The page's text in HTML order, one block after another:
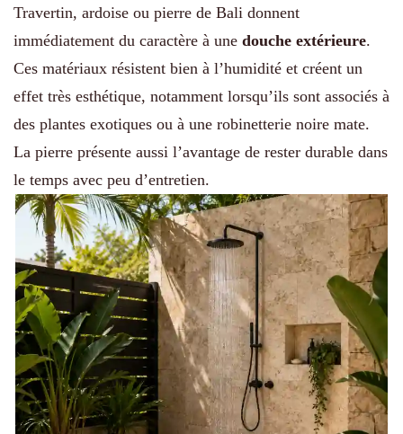
Travertin, ardoise ou pierre de Bali donnent
immédiatement du caractère à une douche extérieure.
Ces matériaux résistent bien à l’humidité et créent un
effet très esthétique, notamment lorsqu’ils sont associés à
des plantes exotiques ou à une robinetterie noire mate.
La pierre présente aussi l’avantage de rester durable dans
le temps avec peu d’entretien.